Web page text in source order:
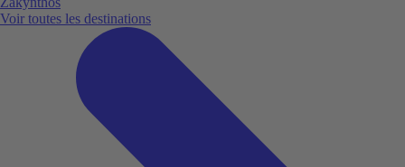
Voir toutes les destinations